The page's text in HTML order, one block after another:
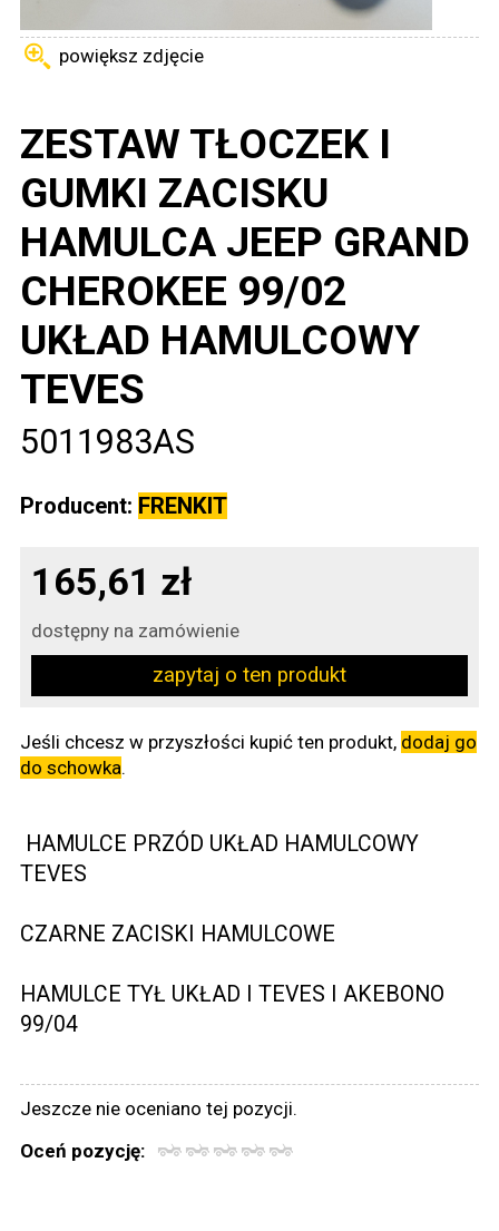
powiększ zdjęcie
ZESTAW TŁOCZEK I
GUMKI ZACISKU
HAMULCA JEEP GRAND
CHEROKEE 99/02
UKŁAD HAMULCOWY
TEVES
5011983AS
Producent: FRENKIT
165,61 zł
dostępny na zamówienie
zapytaj o ten produkt
Jeśli chcesz w przyszłości kupić ten produkt, dodaj go
do schowka.
HAMULCE PRZÓD UKŁAD HAMULCOWY
TEVES
CZARNE ZACISKI HAMULCOWE
HAMULCE TYŁ UKŁAD I TEVES I AKEBONO
99/04
Jeszcze nie oceniano tej pozycji.
Oceń pozycję: